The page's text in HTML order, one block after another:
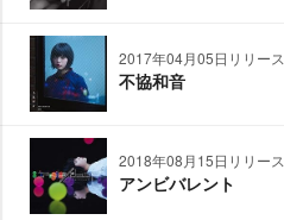
2017年04月05日リリース
不協和音
2018年08月15日リリース
アンビバレント